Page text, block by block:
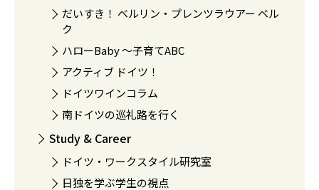
だいすき！ ベルリン・プレンツラウアー ベル
ク
ハローBaby 〜子育てABC
アクティブ ドイツ！
ドイツワインコラム
南ドイツの巡礼路を行く
Study & Career
ドイツ・ワークスタイル研究室
日独を学ぶ学生の視点